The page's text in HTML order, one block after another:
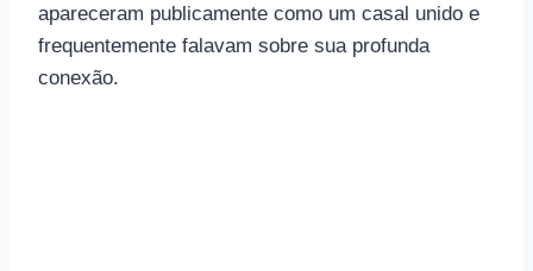
apareceram publicamente como um casal unido e
frequentemente falavam sobre sua profunda
conexão.